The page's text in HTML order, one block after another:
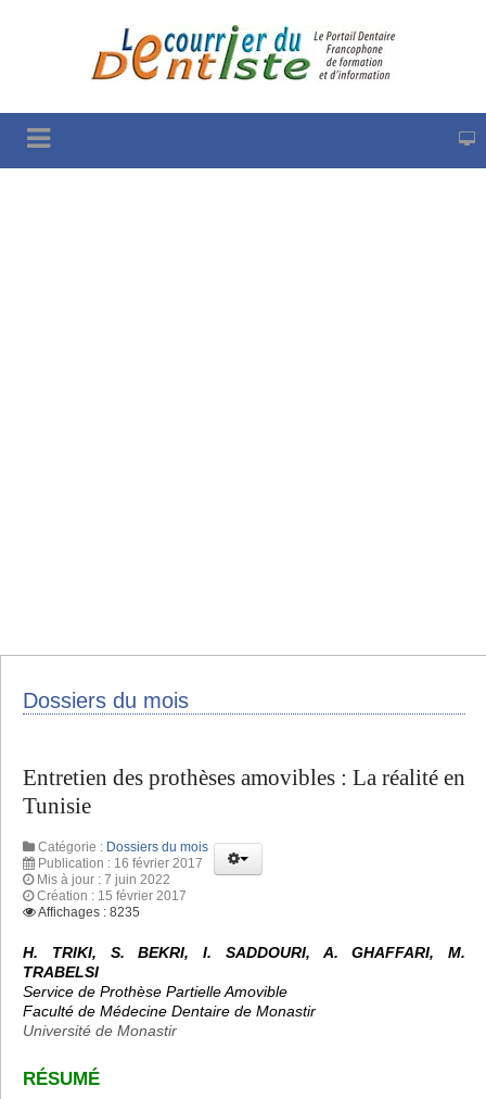
Dossiers du mois
Entretien des prothèses amovibles : La réalité en
Tunisie
Catégorie : Dossiers du mois
Publication : 16 février 2017
Mis à jour : 7 juin 2022
Création : 15 février 2017
Affichages : 8235
H. TRIKI, S. BEKRI, I. SADDOURI, A. GHAFFARI, M.
TRABELSI
Service de Prothèse Partielle Amovible
Faculté de Médecine Dentaire de Monastir
Université de Monastir
RÉSUMÉ